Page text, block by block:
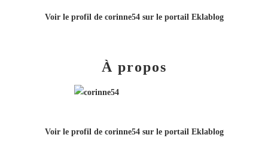
Voir le profil de corinne54sur le portail Eklablog
À propos
Voir le profil de corinne54sur le portail Eklablog